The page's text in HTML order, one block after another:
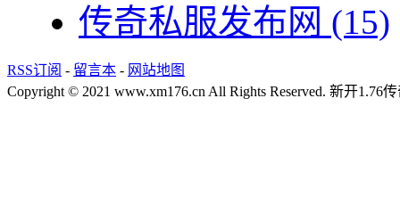
传奇私服发布网 (15)
RSS订阅 - 留言本 - 网站地图
Copyright © 2021 www.xm176.cn All Rights Reserved. 新开1.76